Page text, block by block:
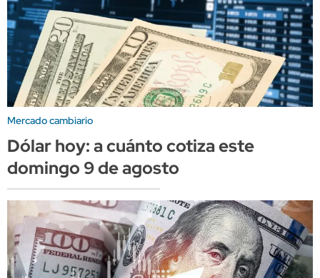
Mercado cambiario
Dólar hoy: a cuánto cotiza este
domingo 9 de agosto